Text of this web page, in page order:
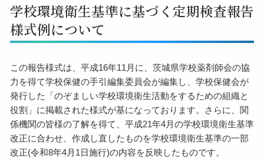
学校環境衛生基準に基づく定期検査報告
様式例について
この報告様式は、平成16年11月に、茨城県学校薬剤師会の協
力を得て学校保健の手引編集委員会が編集し、学校保健会が
発行した「のぞましい学校環境衛生活動をするための組織と
役割」に掲載された様式が基になっております。さらに、関
係機関の皆様の了解を得て、平成21年4月の学校環境衛生基準
改正に合わせ、作成し直したものを学校環境衛生基準の一部
改正(令和8年4月1日施行)の内容を反映したものです。